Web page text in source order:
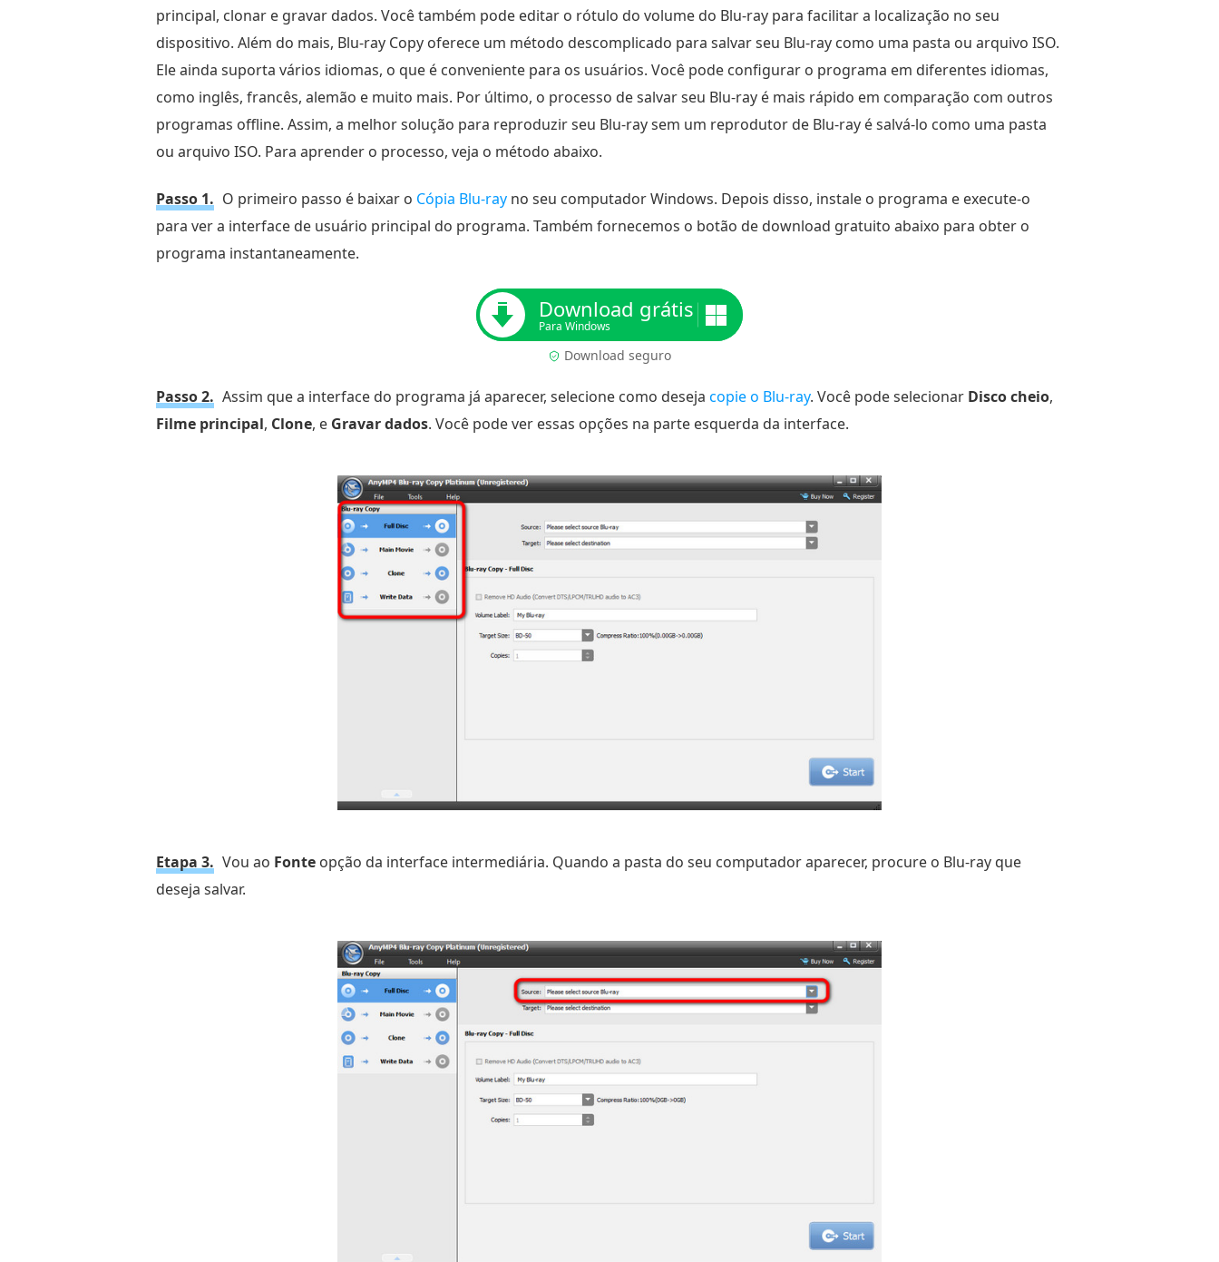
principal, clonar e gravar dados. Você também pode editar o rótulo do volume do Blu-ray para facilitar a localização no seu
dispositivo. Além do mais, Blu-ray Copy oferece um método descomplicado para salvar seu Blu-ray como uma pasta ou arquivo ISO.
Ele ainda suporta vários idiomas, o que é conveniente para os usuários. Você pode configurar o programa em diferentes idiomas,
como inglês, francês, alemão e muito mais. Por último, o processo de salvar seu Blu-ray é mais rápido em comparação com outros
programas offline. Assim, a melhor solução para reproduzir seu Blu-ray sem um reprodutor de Blu-ray é salvá-lo como uma pasta
ou arquivo ISO. Para aprender o processo, veja o método abaixo.
Passo 1. O primeiro passo é baixar o Cópia Blu-ray no seu computador Windows. Depois disso, instale o programa e execute-o
para ver a interface de usuário principal do programa. Também fornecemos o botão de download gratuito abaixo para obter o
programa instantaneamente.
Download grátis
Para Windows
Download seguro
Passo 2. Assim que a interface do programa já aparecer, selecione como deseja copie o Blu-ray. Você pode selecionar Disco cheio,
Filme principal, Clone, e Gravar dados. Você pode ver essas opções na parte esquerda da interface.
Etapa 3. Vou ao Fonte opção da interface intermediária. Quando a pasta do seu computador aparecer, procure o Blu-ray que
deseja salvar.